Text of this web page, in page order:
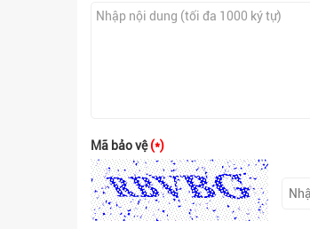
Mã bảo vệ(*)